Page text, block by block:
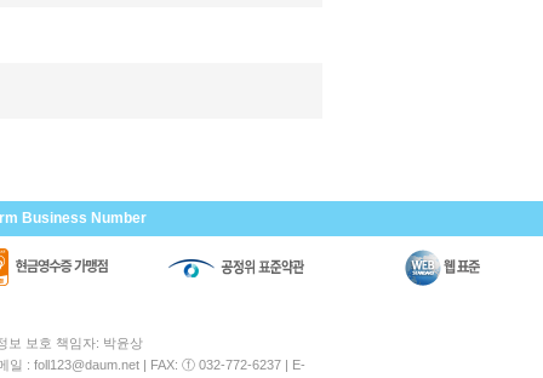
Business Number
보 보호 책임자: 박윤상
: foll123@daum.net| FAX: ⓕ 032-772-6237 | E-